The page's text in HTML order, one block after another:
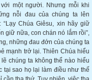
một người. Nhưng mỗi khi
nỗi đau của chúng ta lên
“Lạy Chúa Giêsu, xin hãy giữ
giữ nữa, con chán nó lắm rồi”,
những đau đớn của chúng ta
mạnh trở lại. Thiên Chúa hiểu
chúng ta không thể nào hiểu
tại sao họ lại làm điều như thế